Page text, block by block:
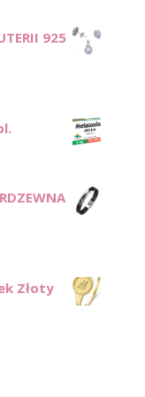
925
Złoty